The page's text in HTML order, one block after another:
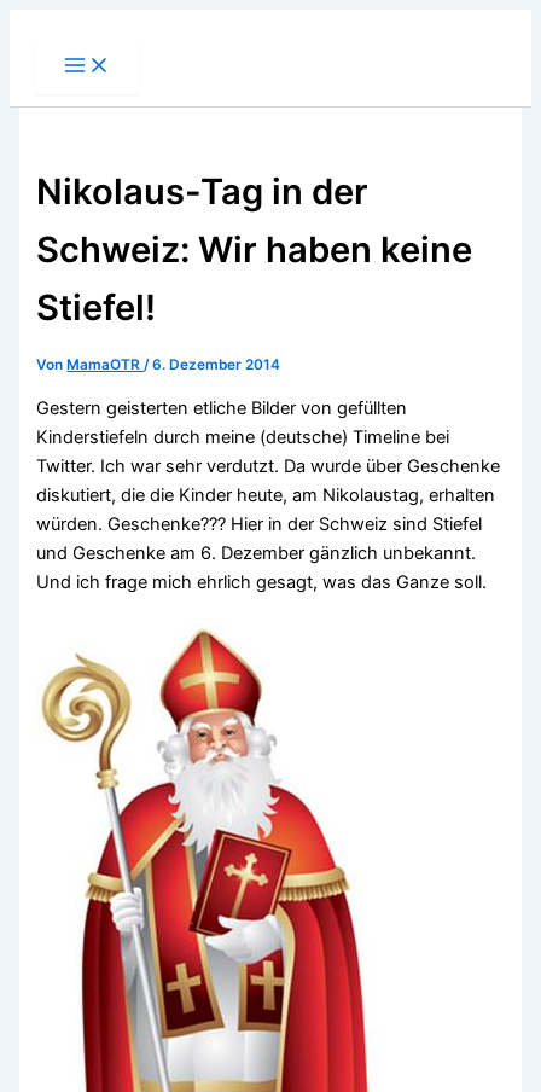
Nikolaus-Tag in der
Schweiz: Wir haben keine
Stiefel!
Von MamaOTR/6. Dezember 2014
Gestern geisterten etliche Bilder von gefüllten
Kinderstiefeln durch meine (deutsche) Timeline bei
Twitter. Ich war sehr verdutzt. Da wurde über Geschenke
diskutiert, die die Kinder heute, am Nikolaustag, erhalten
würden. Geschenke??? Hier in der Schweiz sind Stiefel
und Geschenke am 6. Dezember gänzlich unbekannt.
Und ich frage mich ehrlich gesagt, was das Ganze soll.